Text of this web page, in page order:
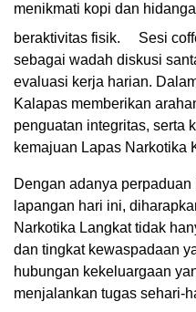
menikmati kopi dan
beraktivitas fisik.
Sesi
sebagai wadah diskusi
evaluasi kerja harian.
Kalapas memberikan
penguatan integritas, serta
kemajuan Lapas Narkotika
Dengan adanya
lapangan hari ini,
Narkotika Langkat tidak
dan tingkat kewaspadaan
hubungan kekeluargaan
menjalankan tugas sehari-